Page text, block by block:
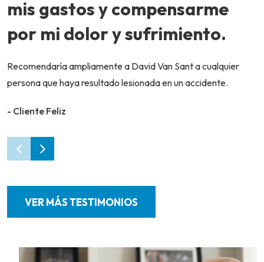
mis gastos y compensarme
por mi dolor y sufrimiento.
Recomendaría ampliamente a David Van Sant a cualquier
persona que haya resultado lesionada en un accidente.
- Cliente Feliz
VER MÁS TESTIMONIOS